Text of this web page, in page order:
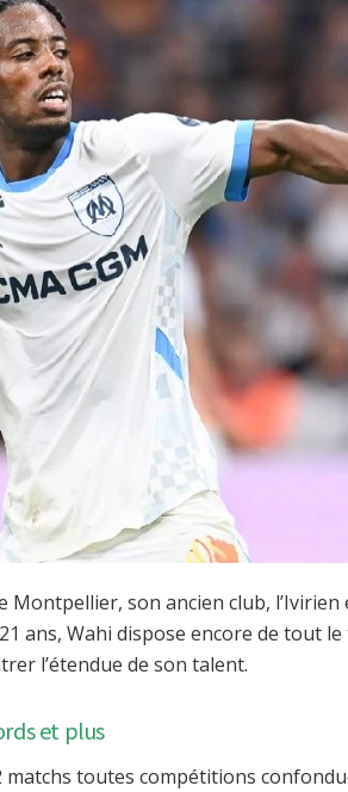
son ancien club, l’Ivirien
ans, Wahi dispose encore de tout
l’étendue de son talent.
et plus
matchs toutes compétitions